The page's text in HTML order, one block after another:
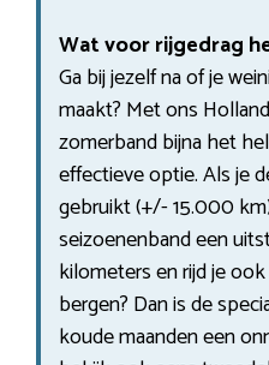
Wat voor rijgedrag
Ga bij jezelf na of je
maakt? Met ons
zomerband bijna het
effectieve optie. Als je
gebruikt (+/- 15.000
seizoenenband een
kilometers en rijd je
bergen? Dan is de
koude maanden een